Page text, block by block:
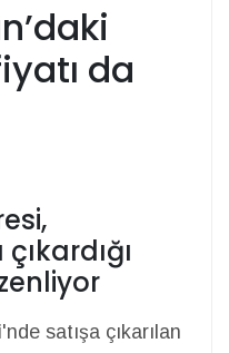
da
'nde satışa çıkarılan